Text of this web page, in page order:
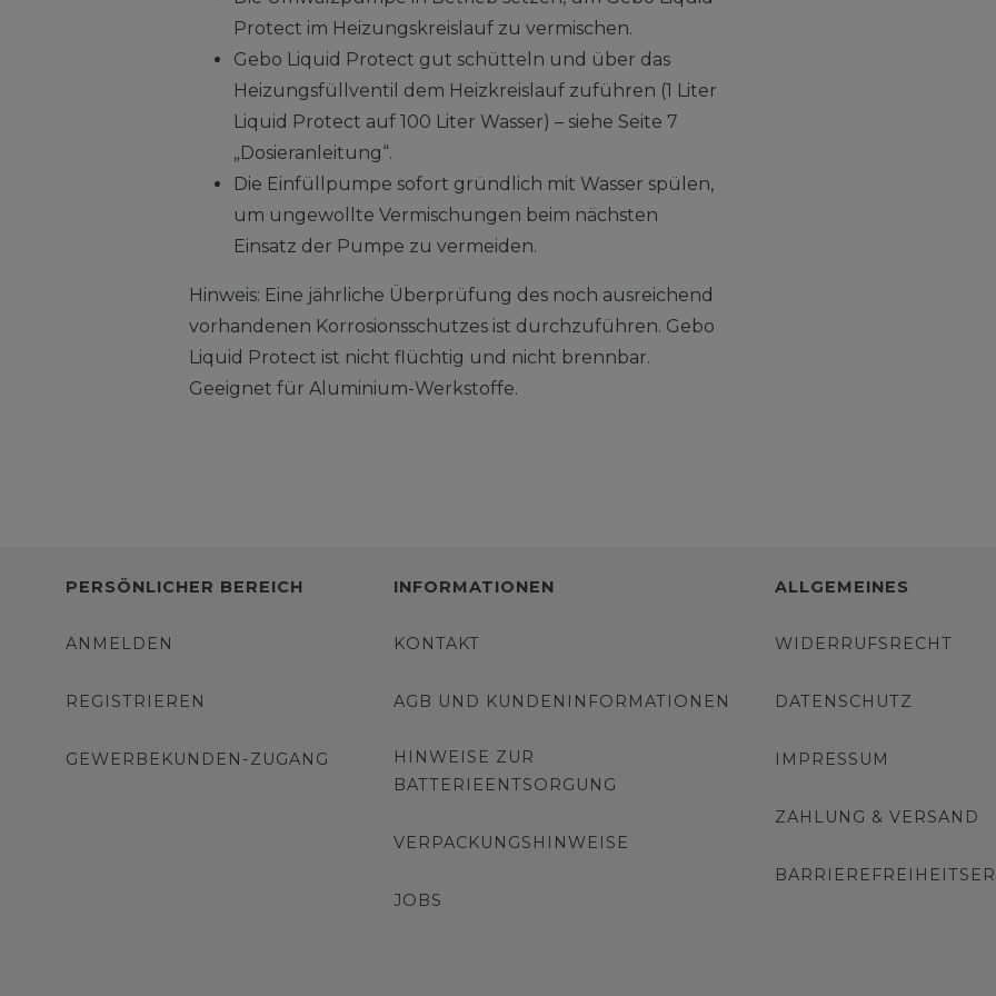
Protect im Heizungskreislauf zu vermischen.
Gebo Liquid Protect gut schütteln und über das
Heizungsfüllventil dem Heizkreislauf zuführen (1 Liter
Liquid Protect auf 100 Liter Wasser) – siehe Seite 7
„Dosieranleitung“.
Die Einfüllpumpe sofort gründlich mit Wasser spülen,
um ungewollte Vermischungen beim nächsten
Einsatz der Pumpe zu vermeiden.
Hinweis: Eine jährliche Überprüfung des noch ausreichend
vorhandenen Korrosionsschutzes ist durchzuführen. Gebo
Liquid Protect ist nicht flüchtig und nicht brennbar.
Geeignet für Aluminium-Werkstoffe.
PERSÖNLICHER BEREICH
ANMELDEN
REGISTRIEREN
GEWERBEKUNDEN-ZUGANG
INFORMATIONEN
KONTAKT
AGB UND KUNDENINFORMATIONEN
HINWEISE ZUR
BATTERIEENTSORGUNG
VERPACKUNGSHINWEISE
JOBS
ALLGEMEINES
WIDERRUFSRECHT
DATENSCHUTZ
IMPRESSUM
ZAHLUNG & VERSAND